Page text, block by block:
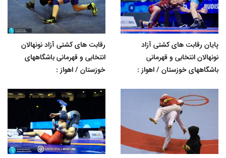
پایان رقابت های کشتی آزاد
نونهالان انتخابی و قهرمانی
باشگاههای خوزستان / اهواز :
رقابت های کشتی آزاد نونهالان
انتخابی و قهرمانی باشگاههای
خوزستان / اهواز :